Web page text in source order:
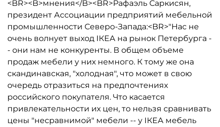
<BR><B>мнения</B><BR>Рафаэль Саркисян,
президент Ассоциации предприятий мебельной
промышленности Северо-Запада:<BR>"Нас не
очень волнует выход IКЕА на рынок Петербурга -
- они нам не конкуренты. В общем объеме
продаж мебели у них немного. К тому же она
скандинавская, "холодная", что может в свою
очередь отразиться на предпочтениях
российского покупателя. Что касается
привлекательности их цен, то нельзя сравнивать
цены "несравнимой" мебели -- у IКЕА мебель